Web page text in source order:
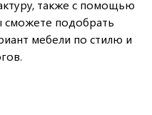
также с помощью
подобрать
мебели по стилю и